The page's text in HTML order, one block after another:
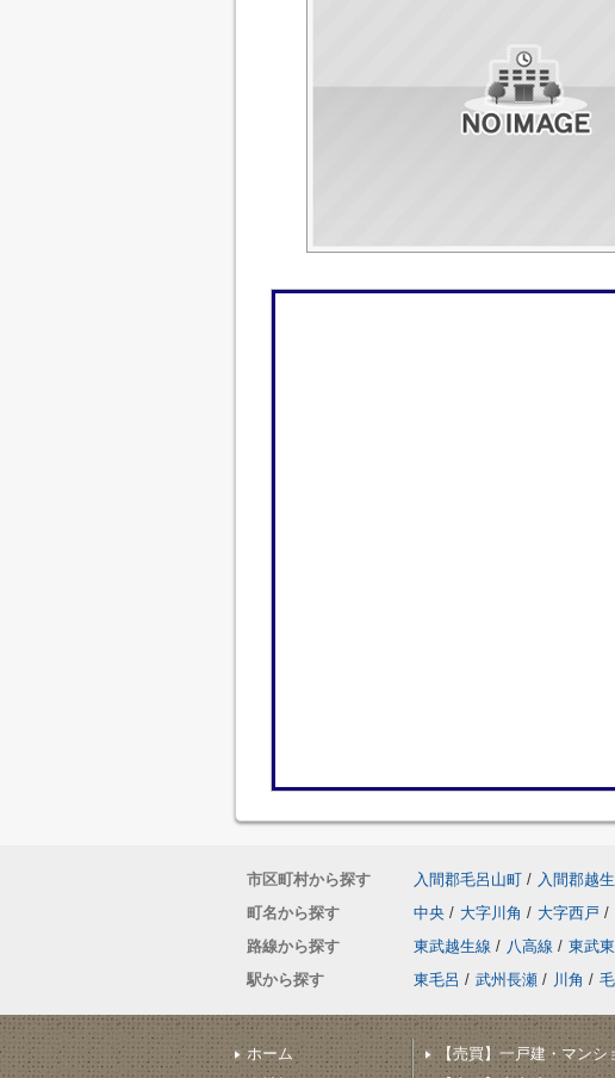
市区町村から探す 入間郡毛呂山町 / 入間郡越
町名から探す
中央 / 大字川角 / 大字西戸 /
路線から探す
東武越生線 / 八高線 / 東武
駅から探す
東毛呂 / 武州長瀬 / 川角 /
ホーム
【売買】一戸建・マンシ